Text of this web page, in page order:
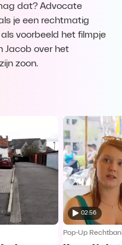
dat? Advocate
je een rechtmatig
voorbeeld het filmpje
Jacob over het
zoon.
02:56
Pop-Up